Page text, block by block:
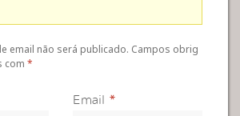
email não será publicado. Campos obrig
com*
Email *